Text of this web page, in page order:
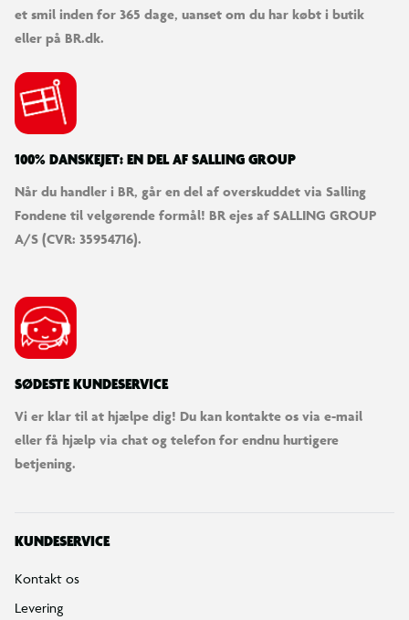
et smil inden for 365 dage, uanset om du har købt i butik
eller på BR.dk.
100% DANSKEJET: EN DEL AF SALLING GROUP
Når du handler i BR, går en del af overskuddet via Salling
Fondene til velgørende formål! BR ejes af SALLING GROUP
A/S (CVR: 35954716).
SØDESTE KUNDESERVICE
Vi er klar til at hjælpe dig! Du kan kontakte os via e-mail
eller få hjælp via chat og telefon for endnu hurtigere
betjening.
KUNDESERVICE
Kontakt os
Levering